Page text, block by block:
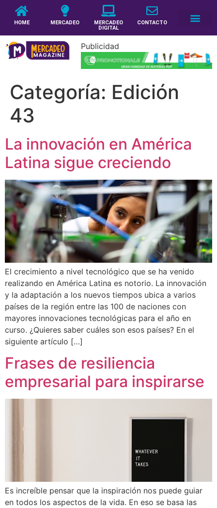
HOME MERCADEO
MERCADEO
DIGITAL
CONTACTO
Publicidad
Categoría: Edición
43
La innovación en América
Latina sigue creciendo
El crecimiento a nivel tecnológico que se ha venido
realizando en América Latina es notorio. La innovación
y la adaptación a los nuevos tiempos ubica a varios
países de la región entre las 100 de naciones con
mayores innovaciones tecnológicas para el año en
curso. ¿Quieres saber cuáles son esos países? En el
siguiente artículo […]
Frases de resiliencia
empresarial para inspirarse
Es increíble pensar que la inspiración nos puede guiar
en todos los aspectos de la vida. En eso se basa las